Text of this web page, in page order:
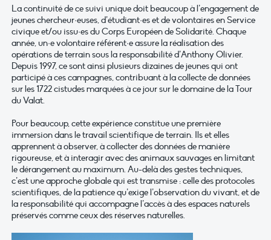
La continuité de ce suivi unique doit beaucoup à l’engagement de
jeunes chercheur·euses, d’étudiant·es et de volontaires en Service
civique et/ou issu·es du Corps Européen de Solidarité. Chaque
année, un·e volontaire référent·e assure la réalisation des
opérations de terrain sous la responsabilité d’Anthony Olivier.
Depuis 1997, ce sont ainsi plusieurs dizaines de jeunes qui ont
participé à ces campagnes, contribuant à la collecte de données
sur les 1722 cistudes marquées à ce jour sur le domaine de la Tour
du Valat.
Pour beaucoup, cette expérience constitue une première
immersion dans le travail scientifique de terrain. Ils et elles
apprennent à observer, à collecter des données de manière
rigoureuse, et à interagir avec des animaux sauvages en limitant
le dérangement au maximum. Au-delà des gestes techniques,
c’est une approche globale qui est transmise : celle des protocoles
scientifiques, de la patience qu’exige l’observation du vivant, et de
la responsabilité qui accompagne l’accès à des espaces naturels
préservés comme ceux des réserves naturelles.